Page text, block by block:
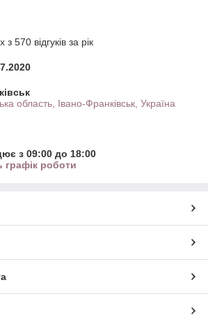
570 відгуків за рік
область, Івано-Франківськ, Україна
з 09:00 до 18:00
графік роботи